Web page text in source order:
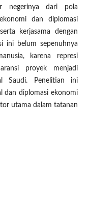
negerinya dari pola
dan diplomasi
kerjasama dengan
ini belum sepenuhnya
karena represi
proyek menjadi
Saudi. Penelitian ini
dan diplomasi ekonomi
utama dalam tatanan